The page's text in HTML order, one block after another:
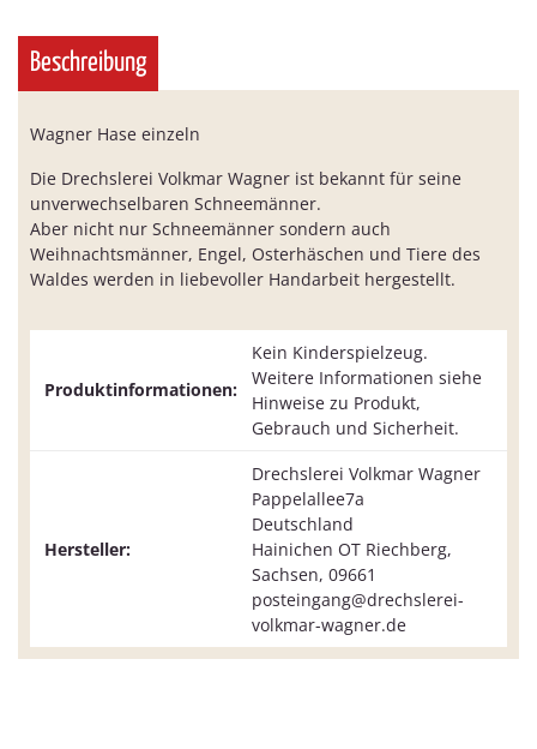
Beschreibung
Wagner Hase einzeln
Die Drechslerei Volkmar Wagner ist bekannt für seine
unverwechselbaren Schneemänner.
Aber nicht nur Schneemänner sondern auch
Weihnachtsmänner, Engel, Osterhäschen und Tiere des
Waldes werden in liebevoller Handarbeit hergestellt.
Produktinformationen:
Kein Kinderspielzeug.
Weitere Informationen siehe
Hinweise zu Produkt,
Gebrauch und Sicherheit.
Hersteller:
Drechslerei Volkmar Wagner
Pappelallee7a
Deutschland
Hainichen OT Riechberg,
Sachsen, 09661
posteingang@drechslerei-
volkmar-wagner.de